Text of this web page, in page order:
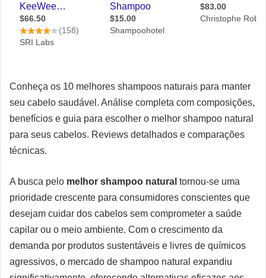
Conheça os 10 melhores shampoos naturais para manter
seu cabelo saudável. Análise completa com composições,
benefícios e guia para escolher o melhor shampoo natural
para seus cabelos. Reviews detalhados e comparações
técnicas.
A busca pelo melhor shampoo natural tornou-se uma
prioridade crescente para consumidores conscientes que
desejam cuidar dos cabelos sem comprometer a saúde
capilar ou o meio ambiente. Com o crescimento da
demanda por produtos sustentáveis e livres de químicos
agressivos, o mercado de shampoo natural expandiu